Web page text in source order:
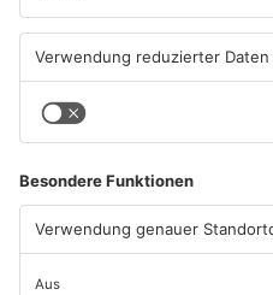
Schwimmbäder im
Primaveraland weisen teils
erhebliche Mängel auf
06.08.2026, 06:37 UHR IN
PRIMAVERALAND